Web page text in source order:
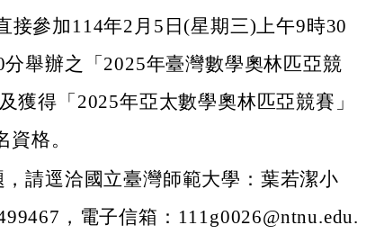
接參加114年2月5日(星期三)上午9時30
舉辦之「2025年臺灣數學奧林匹亞競
獲得「2025年亞太數學奧林匹亞競賽」
資格。
請逕洽國立臺灣師範大學：葉若潔小
，電子信箱：111g0026@ntnu.edu.